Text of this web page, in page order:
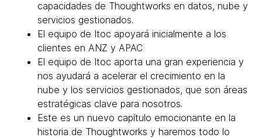
capacidades de Thoughtworks en datos, nube y
servicios gestionados.
El equipo de Itoc apoyará inicialmente a los
clientes en ANZ y APAC
El equipo de Itoc aporta una gran experiencia y
nos ayudará a acelerar el crecimiento en la
nube y los servicios gestionados, que son áreas
estratégicas clave para nosotros.
Este es un nuevo capítulo emocionante en la
historia de Thoughtworks y haremos todo lo